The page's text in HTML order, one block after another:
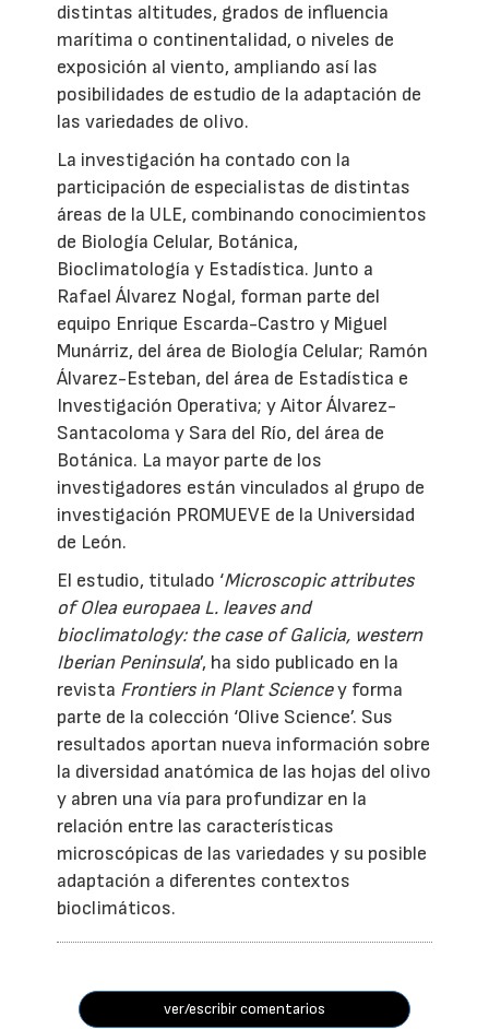
distintas altitudes, grados de influencia
marítima o continentalidad, o niveles de
exposición al viento, ampliando así las
posibilidades de estudio de la adaptación de
las variedades de olivo.
La investigación ha contado con la
participación de especialistas de distintas
áreas de la ULE, combinando conocimientos
de Biología Celular, Botánica,
Bioclimatología y Estadística. Junto a
Rafael Álvarez Nogal, forman parte del
equipo Enrique Escarda-Castro y Miguel
Munárriz, del área de Biología Celular; Ramón
Álvarez-Esteban, del área de Estadística e
Investigación Operativa; y Aitor Álvarez-
Santacoloma y Sara del Río, del área de
Botánica. La mayor parte de los
investigadores están vinculados al grupo de
investigación PROMUEVE de la Universidad
de León.
El estudio, titulado ‘Microscopic attributes
of Olea europaea L. leaves and
bioclimatology: the case of Galicia, western
Iberian Peninsula’, ha sido publicado en la
revista Frontiers in Plant Sciencey forma
parte de la colección ‘Olive Science’. Sus
resultados aportan nueva información sobre
la diversidad anatómica de las hojas del olivo
y abren una vía para profundizar en la
relación entre las características
microscópicas de las variedades y su posible
adaptación a diferentes contextos
bioclimáticos.
ver/escribir comentarios